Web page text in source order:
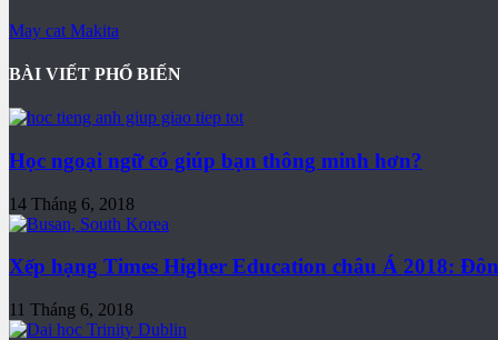
May cat Makita
BÀI VIẾT PHỔ BIẾN
Học ngoại ngữ có giúp bạn thông minh hơn?
14 Tháng 6, 2018
Xếp hạng Times Higher Education châu Á 2018:
11 Tháng 6, 2018